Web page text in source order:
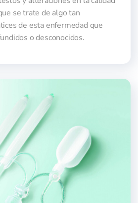
se trate de algo tan
de esta enfermedad que
o desconocidos.